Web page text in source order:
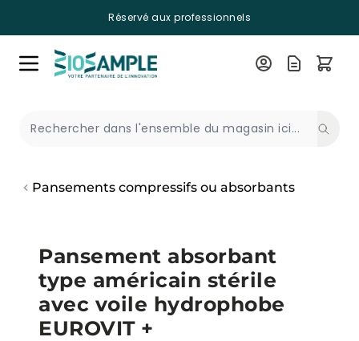
Réservé aux professionnels
Pansements compressifs ou absorbants
Pansement absorbant
type américain stérile
avec voile hydrophobe
EUROVIT +